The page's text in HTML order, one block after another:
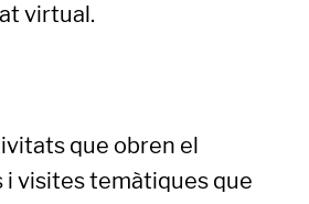
virtual.
que obren el
visites temàtiques que